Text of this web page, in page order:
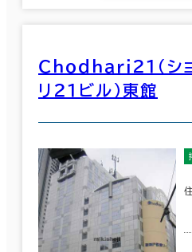
Ｃｈｏｄｈａｒｉ２１（シ
リ２１ビル）東館